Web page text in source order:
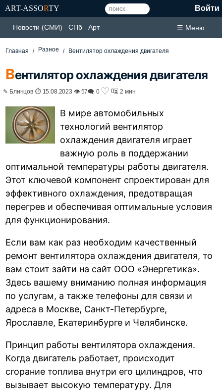
ART-ASSORTY Войти
Новости (СМИ) СПб Арт ☰ Меню
Главная Разное Вентилятор охлаждения двигателя
Вентилятор охлаждения двигателя
✎ Блинцов ⏱ 15.08.2023 👁 57🗨 0 ♡ 0⏳ 2 мин
В мире автомобильных
технологий вентилятор
охлаждения двигателя играет
важную роль в поддержании
оптимальной температуры работы двигателя.
Этот ключевой компонент спроектирован для
эффективного охлаждения, предотвращая
перегрев и обеспечивая оптимальные условия
для функционирования.
Если вам как раз необходим качественный
ремонт вентилятора охлаждения двигателя, то
вам стоит зайти на сайт ООО «Энергетика».
Здесь вашему вниманию полная информация
по услугам, а также телефоны для связи и
адреса в Москве, Санкт-Петербурге,
Ярославле, Екатеринбурге и Челябинске.
Принцип работы вентилятора охлаждения.
Когда двигатель работает, происходит
сгорание топлива внутри его цилиндров, что
вызывает высокую температуру. Для